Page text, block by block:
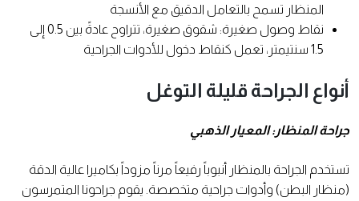
المنظار تسمح بالتعامل الدقيق مع الأنسجة
نقاط وصول صغيرة: شقوق صغيرة، تتراوح عادةً بين 0.5 إلى
1.5 سنتيمتر، تعمل كنقاط دخول للأدوات الجراحية
أنواع الجراحة قليلة التوغل
جراحة المنظار: المعيار الذهبي
تستخدم الجراحة بالمنظار أنبوباً رفيعاً مرناً مزوداً بكاميرا عالية الدقة
(منظار البطن) وأدوات جراحية متخصصة. يقوم جراحونا المتمرسون